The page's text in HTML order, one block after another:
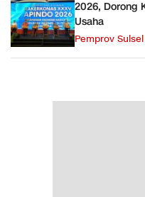
2026, Dorong
Usaha
Pemprov Sulsel